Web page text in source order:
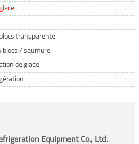
transparente
blocs / saumure
de glace
Equipment Co., Ltd.